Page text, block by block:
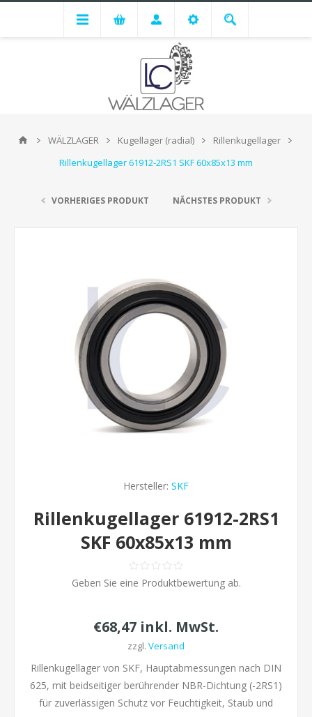
WÄLZLAGER Kugellager (radial)
Rillenkugellager
Rillenkugellager 61912-2RS1 SKF 60x85x13 mm
VORHERIGES PRODUKT NÄCHSTES PRODUKT
Hersteller: SKF
Rillenkugellager 61912-2RS1
SKF 60x85x13 mm
Geben Sie eine Produktbewertung ab.
€68,47 inkl. MwSt.
zzgl. Versand
Rillenkugellager von SKF, Hauptabmessungen nach DIN
625, mit beidseitiger berührender NBR-Dichtung (-2RS1)
für zuverlässigen Schutz vor Feuchtigkeit, Staub und